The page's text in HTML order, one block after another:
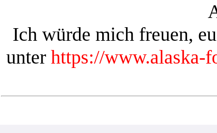
Ich würde mich freuen,
unter https://www.alaska-